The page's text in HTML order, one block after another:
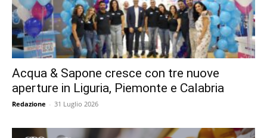
Acqua & Sapone cresce con tre nuove
aperture in Liguria, Piemonte e Calabria
Redazione - 31 Luglio 2026